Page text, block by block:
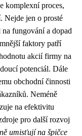
komplexní proces,
jen o prosté
fungování a dopad
faktory patří
akcií firmy na
potenciál. Dále
obchodní činnosti
Neméně
na efektivitu
pro další rozvoj
umisťují na špičce